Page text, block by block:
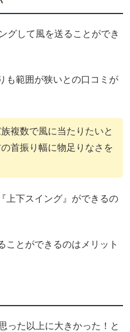
グして風を送ることができ
も範囲が狭いとの口コミが
複数で風に当たりたいと
首振り幅に物足りなさを
上下スイング』ができるの
ことができるのはメリット
った以上に大きかった！と